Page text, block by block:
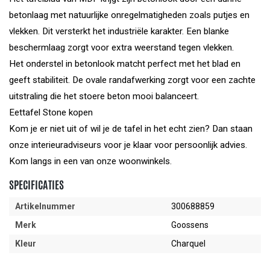
betonlaag met natuurlijke onregelmatigheden zoals putjes en
vlekken. Dit versterkt het industriële karakter. Een blanke
beschermlaag zorgt voor extra weerstand tegen vlekken.
Het onderstel in betonlook matcht perfect met het blad en
geeft stabiliteit. De ovale randafwerking zorgt voor een zachte
uitstraling die het stoere beton mooi balanceert.
Eettafel Stone kopen
Kom je er niet uit of wil je de tafel in het echt zien? Dan staan
onze interieuradviseurs voor je klaar voor persoonlijk advies.
Kom langs in een van onze woonwinkels.
SPECIFICATIES
Artikelnummer
300688859
Merk
Goossens
Kleur
Charquel